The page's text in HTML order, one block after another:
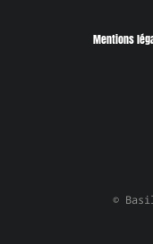
Mentions
©